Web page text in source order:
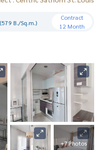
(579 B./Sq.m.)
Contract
12 Month
+7 Photos